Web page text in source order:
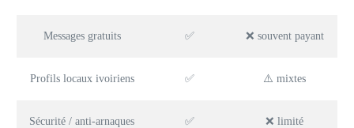
Messages gratuits ✅ ❌ souvent payant
Profils locaux ivoiriens ✅ ⚠️ mixtes
Sécurité / anti-arnaques ✅ ❌ limité